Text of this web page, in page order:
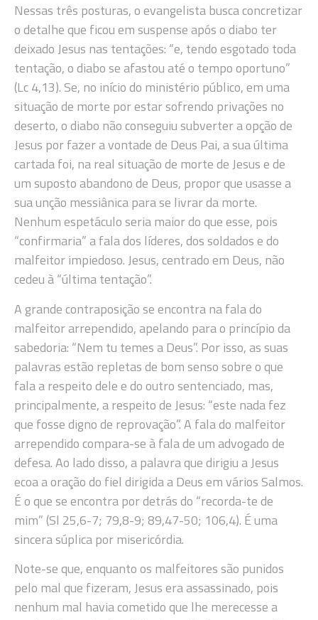
Nessas três posturas, o evangelista busca concretizar
o detalhe que ficou em suspense após o diabo ter
deixado Jesus nas tentações: “e, tendo esgotado toda
tentação, o diabo se afastou até o tempo oportuno”
(Lc 4,13). Se, no início do ministério público, em uma
situação de morte por estar sofrendo privações no
deserto, o diabo não conseguiu subverter a opção de
Jesus por fazer a vontade de Deus Pai, a sua última
cartada foi, na real situação de morte de Jesus e de
um suposto abandono de Deus, propor que usasse a
sua unção messiânica para se livrar da morte.
Nenhum espetáculo seria maior do que esse, pois
“confirmaria” a fala dos líderes, dos soldados e do
malfeitor impiedoso. Jesus, centrado em Deus, não
cedeu à “última tentação”.
A grande contraposição se encontra na fala do
malfeitor arrependido, apelando para o princípio da
sabedoria: “Nem tu temes a Deus”. Por isso, as suas
palavras estão repletas de bom senso sobre o que
fala a respeito dele e do outro sentenciado, mas,
principalmente, a respeito de Jesus: “este nada fez
que fosse digno de reprovação”. A fala do malfeitor
arrependido compara-se à fala de um advogado de
defesa. Ao lado disso, a palavra que dirigiu a Jesus
ecoa a oração do fiel dirigida a Deus em vários Salmos.
É o que se encontra por detrás do “recorda-te de
mim” (Sl 25,6-7; 79,8-9; 89,47-50; 106,4). É uma
sincera súplica por misericórdia.
Note-se que, enquanto os malfeitores são punidos
pelo mal que fizeram, Jesus era assassinado, pois
nenhum mal havia cometido que lhe merecesse a